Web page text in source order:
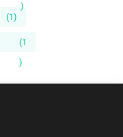
)
(1)
(1
)